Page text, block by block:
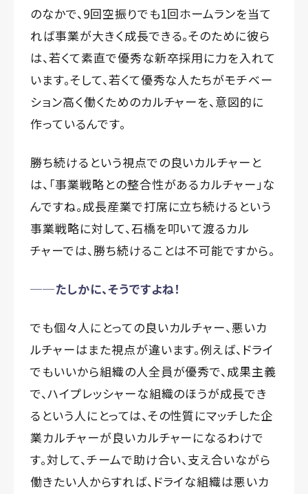
のなかで、9回空振りでも1回ホームランを当て
れば事業が大きく成長できる。そのために彼ら
は、若くて素直で優秀な新卒採用に力を入れて
います。そして、若くて優秀な人たちがモチベー
ション高く働くためのカルチャーを、意図的に
作っているんです。
勝ち続けるという視点での良いカルチャーと
は、「事業戦略との整合性があるカルチャー」な
んですね。成長産業で打席に立ち続けるという
事業戦略に対して、石橋を叩いて渡るカル
チャーでは、勝ち続けることは不可能ですから。
──たしかに、そうですよね！
でも個々人にとっての良いカルチャー、悪いカ
ルチャーはまた視点が違います。例えば、ドライ
でもいいから組織の人全員が優秀で、成果主義
で、ハイプレッシャーな組織のほうが成長でき
るという人にとっては、その性質にマッチした企
業カルチャーが良いカルチャーになるわけで
す。対して、チームで助け合い、支え合いながら
働きたい人からすれば、ドライな組織は悪いカ